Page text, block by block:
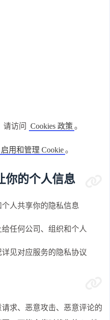
请访问 Cookies 政策 。
用和管理 Cookie。
你的个人信息
人共享你的隐私信息
任何公司、组织和个人
见对应服务的隐私协议
求、恶意攻击、恶意评论的